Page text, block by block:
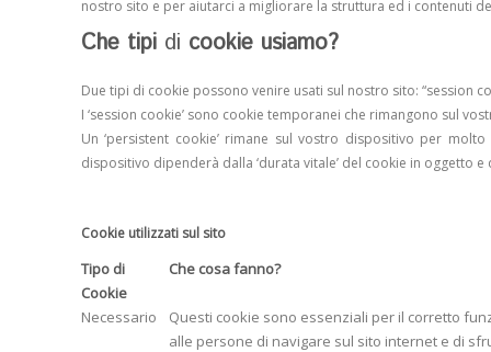
nostro sito e per aiutarci a migliorare la struttura ed i contenuti
Che tipi di cookie usiamo?
Due tipi di cookie possono venire usati sul nostro sito: “session
I ‘session cookie’ sono cookie temporanei che rimangono sul
Un ‘persistent cookie’ rimane sul vostro dispositivo per
dispositivo dipenderà dalla ‘durata vitale’ del cookie in oggetto
Cookie utilizzati sul sito
Tipo di
Cookie
Che cosa fanno?
Necessario
Questi cookie sono essenziali per il corretto
alle persone di navigare sul sito internet e di